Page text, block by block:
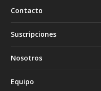
Contacto
Suscripciones
Nosotros
Equipo